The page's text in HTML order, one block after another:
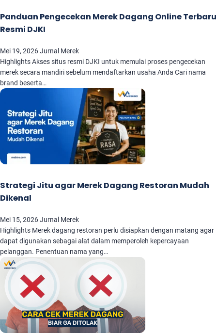
Panduan Pengecekan Merek Dagang Online Terbaru
Resmi DJKI
Mei 19, 2026Jurnal Merek
Highlights Akses situs resmi DJKI untuk memulai proses pengecekan
merek secara mandiri sebelum mendaftarkan usaha Anda Cari nama
brand beserta…
Strategi Jitu agar Merek Dagang Restoran Mudah
Dikenal
Mei 15, 2026Jurnal Merek
Highlights Merek dagang restoran perlu disiapkan dengan matang agar
dapat digunakan sebagai alat dalam memperoleh kepercayaan
pelanggan. Penentuan nama yang…